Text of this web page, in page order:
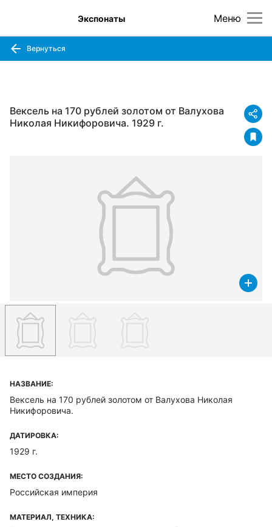
Меню
Экспонаты
Вернуться
Вексель на 170 рублей золотом от Валухова
Николая Никифоровича. 1929 г.
НАЗВАНИЕ:
Вексель на 170 рублей золотом от Валухова Николая
Никифоровича.
ДАТИРОВКА:
1929 г.
МЕСТО СОЗДАНИЯ:
Российская империя
МАТЕРИАЛ, ТЕХНИКА: